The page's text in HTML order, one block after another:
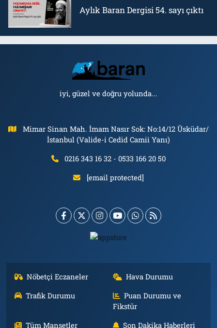
Aylık Baran Dergisi 54. sayı çıktı
iyi, güzel ve doğru yolunda...
Mimar Sinan Mah. İmam Nasır Sok: No:14/12 Üsküdar/
İstanbul (Valide-i Cedid Camii Yanı)
0216 343 16 32 - 0533 166 20 50
[email protected]
Nöbetçi Eczaneler
Hava Durumu
Trafik Durumu
Puan Durumu ve
Fikstür
Tüm Manşetler
Son Dakika Haberleri